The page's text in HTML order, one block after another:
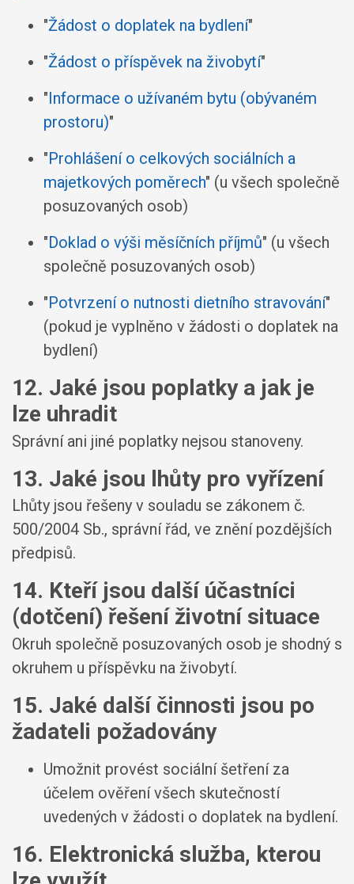
"Žádost o doplatek na bydlení"
"Žádost o příspěvek na živobytí"
"Informace o užívaném bytu (obývaném
prostoru)"
"Prohlášení o celkových sociálních a
majetkových poměrech" (u všech společně
posuzovaných osob)
"Doklad o výši měsíčních příjmů" (u všech
společně posuzovaných osob)
"Potvrzení o nutnosti dietního stravování"
(pokud je vyplněno v žádosti o doplatek na
bydlení)
12. Jaké jsou poplatky a jak je
lze uhradit
Správní ani jiné poplatky nejsou stanoveny.
13. Jaké jsou lhůty pro vyřízení
Lhůty jsou řešeny v souladu se zákonem č.
500/2004 Sb., správní řád, ve znění pozdějších
předpisů.
14. Kteří jsou další účastníci
(dotčení) řešení životní situace
Okruh společně posuzovaných osob je shodný s
okruhem u příspěvku na živobytí.
15. Jaké další činnosti jsou po
žadateli požadovány
Umožnit provést sociální šetření za
účelem ověření všech skutečností
uvedených v žádosti o doplatek na bydlení.
16. Elektronická služba, kterou